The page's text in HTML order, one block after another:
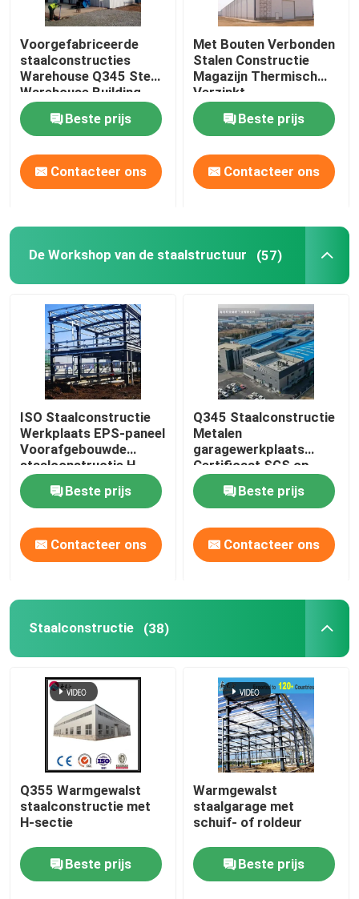
Voorgefabriceerde huizen van staal
Structurele materialen van staal
de kippenkooi van de eilaag
Broiler kippenkooien systeem
Voorgefabriceerde
staalconstructies
Warehouse Q345 Steel
Warehouse Building
Beste prijs
Contacteer ons
Met Bouten Verbonden
Stalen Constructie
Magazijn Thermisch
Verzinkt
Beste prijs
Contacteer ons
De Workshop van de staalstructuur (57)
ISO Staalconstructie
Werkplaats EPS-paneel
Voorafgebouwde
staalconstructie H-
vormig
Beste prijs
Contacteer ons
Q345 Staalconstructie
Metalen
garagewerkplaats
Certificaat SGS op
maat
Beste prijs
Contacteer ons
Staalconstructie (38)
Q355 Warmgewalst
staalconstructie met
H-sectie
Beste prijs
Warmgewalst
staalgarage met
schuif- of roldeur
Beste prijs